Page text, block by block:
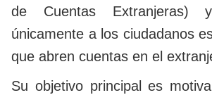
de Cuentas Extranjeras)
únicamente a los ciudadanos
que abren cuentas en el
Su objetivo principal es